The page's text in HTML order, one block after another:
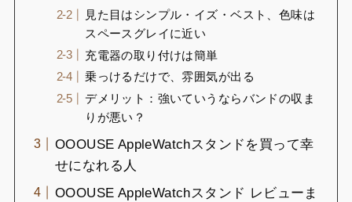
見た目はシンプル・イズ・ベスト、色味は
スペースグレイに近い
充電器の取り付けは簡単
乗っけるだけで、雰囲気が出る
デメリット：強いていうならバンドの収ま
りが悪い？
OOOUSE AppleWatchスタンドを買って幸
せになれる人
OOOUSE AppleWatchスタンド レビューま